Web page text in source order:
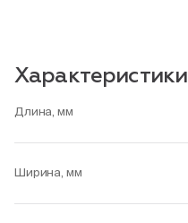
Характеристики
Длина, мм
Ширина, мм